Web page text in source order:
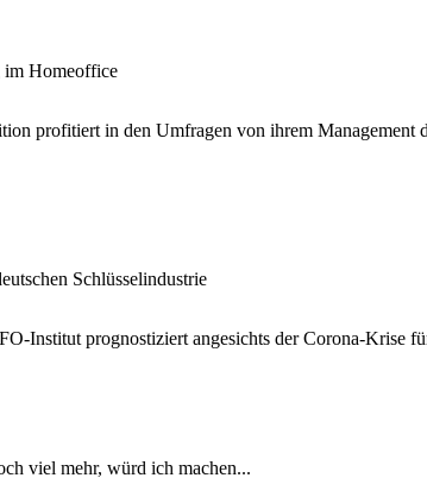
im Homeoffice
profitiert in den Umfragen von ihrem Management
Schlüsselindustrie
Institut prognostiziert angesichts der Corona-Krise
viel mehr, würd ich machen...